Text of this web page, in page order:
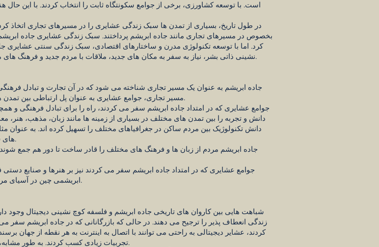
است. با توسعه کشاورزی، برخی از جوامع سکونتگاه ثابت را انتخاب کردند. با این
در طول تاریخ، بسیاری از تمدن ها سبک زندگی عشایری را در مسیرهای تجاری اتخاذ
بخصوص در مسیرهای تجاری مانند جاده ابریشم پرداختند. سبک زندگی عشایری جاده
کرد. اما با توسعه تکنولوژی مدرن و ساختارهای اقتصادی، سبک زندگی سنتی
نشینی ذاتی بشر، نیاز به سفر به مکان های جدید، ملاقات با مردم جدید و فرهنگ های مختلف، به طور مصنوعی تحت عنوان گردشگری وجود دارد.
جاده ابریشم به عنوان یک مسیر تجاری شناخته می شود که در آن تجارت و تبادل
مسیر تجاری، جوامع عشایری به عنوان پل ارتباطی بین تمدن ها عمل می کردند و آنها را از طرق مختلف توسعه می دادند.
جوامع عشایری که در امتداد جاده ابریشم سفر می کردند، راه را برای تبادل فرهنگی و
دانش و تجربه را بین تمدن های مختلف در بسیاری از زمینه ها مانند زبان، مذهب، هنر،
دانش تکنولوژیک بین مردم ساکن در جغرافیاهای مختلف را تسهیل کرده اند. به عنوان
های فناوری مانند کاغذسازی، چاپ، باروت و قطب نما کمک کرد.
جاده ابریشم مردم از زبان ها و فرهنگ های مختلف را قادر ساخت تا دور هم جمع شوند
جوامع عشایری که در امتداد جاده ابریشم سفر می کردند نیز بر هنرها و صنایع
ابریشمی چین در آسیای مرکزی و ایران فرآوری می شد و سپس به اروپا صادر می شد.
شباهت هایی بین کاروان های تاریخی جاده ابریشم و فلسفه کوچ نشینی دیجیتال وجود
زندگی انعطاف پذیر را ترجیح می دهند. در حالی که بازرگانانی که در جاده ابریشم
کردند، عشایر دیجیتالی به راحتی می توانند با اتصال به اینترنت به هر نقطه از جهان
تجربیات زیادی کسب کردند. به طور مشابه، عشایر دیجیتال نیز چیزهای جدید بسیاری را تجربه می کنند.